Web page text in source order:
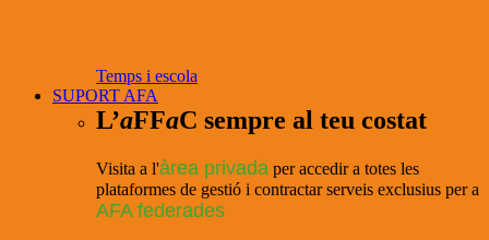
Temps i escola
SUPORT AFA
L’aFFaC sempre al teu costat
Visita a l'àrea privada per accedir a totes les
plataformes de gestió i contractar serveis exclusius per a
AFA federades